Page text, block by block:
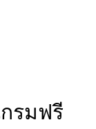
รมฟรี